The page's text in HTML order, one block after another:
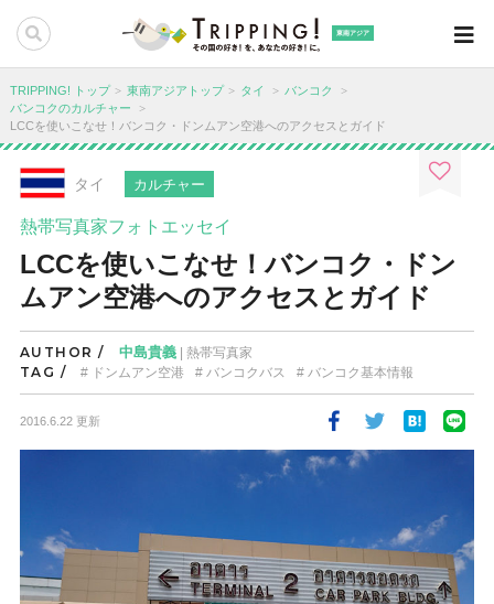
東南アジア
TRIPPING! トップ 東南アジアトップ タイ
バンコク
バンコクのカルチャー
LCCを使いこなせ！バンコク・ドンムアン空港へのアクセスとガイド
タイ カルチャー
熱帯写真家フォトエッセイ
LCCを使いこなせ！バンコク・ドン
ムアン空港へのアクセスとガイド
AUTHOR / 中島貴義| 熱帯写真家
TAG / ドンムアン空港 バンコクバス バンコク基本情報
2016.6.22 更新